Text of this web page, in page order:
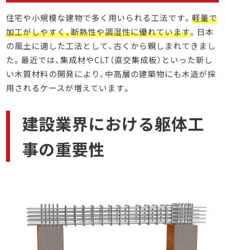
住宅や小規模な建物で多く用いられる工法です。 軽量で
加工がしやすく、断熱性や調湿性に優れています。日本
の風土に適した工法として、古くから親しまれてきまし
た。最近では、集成材やCLT（直交集成板）といった新し
い木質材料の開発により、中高層の建築物にも木造が採
用されるケースが増えています。
建設業界における躯体工
事の重要性